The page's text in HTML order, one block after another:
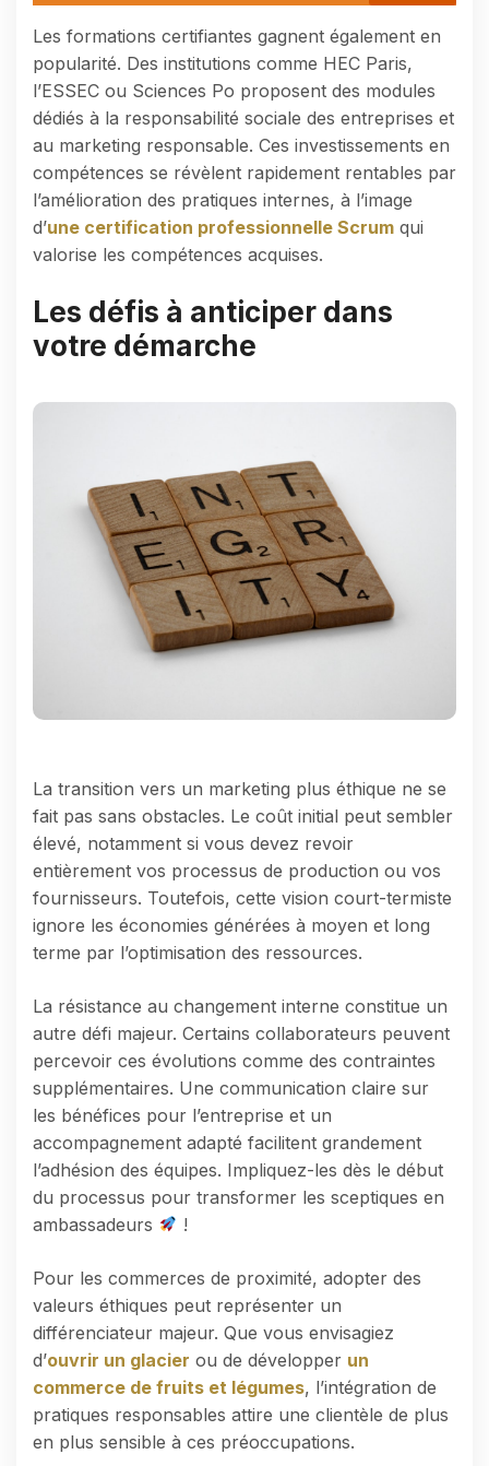
Les formations certifiantes gagnent également en
popularité. Des institutions comme HEC Paris,
l’ESSEC ou Sciences Po proposent des modules
dédiés à la responsabilité sociale des entreprises et
au marketing responsable. Ces investissements en
compétences se révèlent rapidement rentables par
l’amélioration des pratiques internes, à l’image
d’une certification professionnelle Scrum qui
valorise les compétences acquises.
Les défis à anticiper dans
votre démarche
La transition vers un marketing plus éthique ne se
fait pas sans obstacles. Le coût initial peut sembler
élevé, notamment si vous devez revoir
entièrement vos processus de production ou vos
fournisseurs. Toutefois, cette vision court-termiste
ignore les économies générées à moyen et long
terme par l’optimisation des ressources.
La résistance au changement interne constitue un
autre défi majeur. Certains collaborateurs peuvent
percevoir ces évolutions comme des contraintes
supplémentaires. Une communication claire sur
les bénéfices pour l’entreprise et un
accompagnement adapté facilitent grandement
l’adhésion des équipes. Impliquez-les dès le début
du processus pour transformer les sceptiques en
ambassadeurs
!
Pour les commerces de proximité, adopter des
valeurs éthiques peut représenter un
différenciateur majeur. Que vous envisagiez
d’ouvrir un glacier ou de développer un
commerce de fruits et légumes, l’intégration de
pratiques responsables attire une clientèle de plus
en plus sensible à ces préoccupations.